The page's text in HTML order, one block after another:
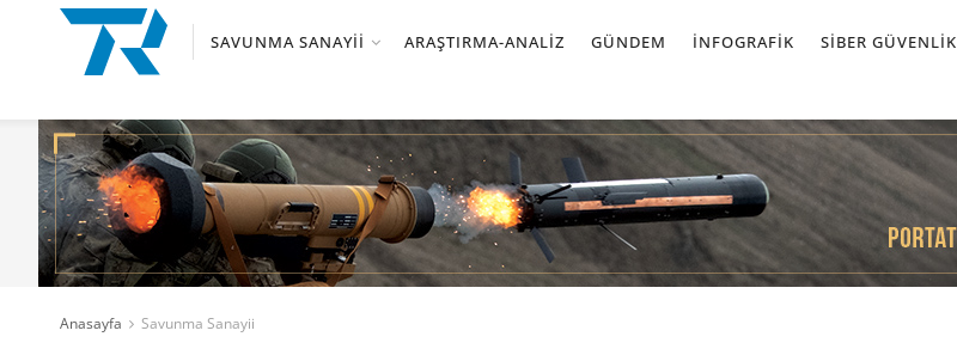
SAVUNMA SANAYII ARAŞTIRMA-ANALIZ GÜNDEM İNFOGRAFIK SIBER GÜVENLIK
Anasayfa Savunma Sanayii